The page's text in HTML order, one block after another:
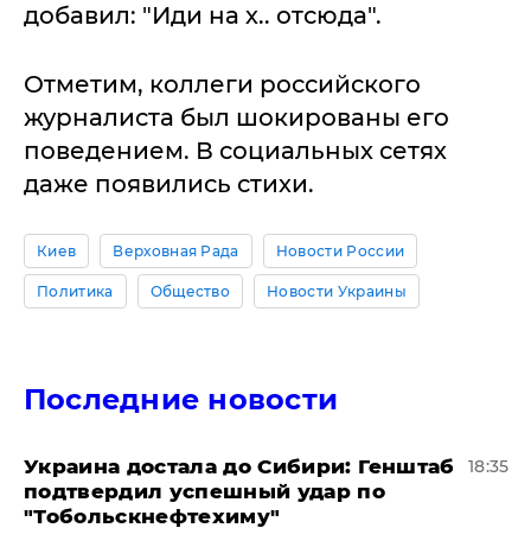
добавил: "Иди на х.. отсюда".
Отметим, коллеги российского
журналиста был шокированы его
поведением. В социальных сетях
даже появились стихи.
Киев Верховная Рада Новости России
Политика Общество Новости Украины
Последние новости
Украина достала до Сибири: Генштаб
подтвердил успешный удар по
"Тобольскнефтехиму"
18:35